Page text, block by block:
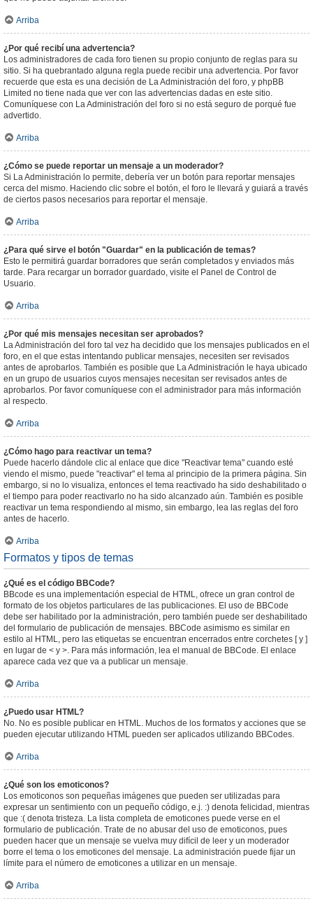
Arriba
¿Por qué recibí una advertencia?
Los administradores de cada foro tienen su propio conjunto de reglas para su
sitio. Si ha quebrantado alguna regla puede recibir una advertencia. Por favor
recuerde que esta es una decisión de La Administración del foro, y phpBB
Limited no tiene nada que ver con las advertencias dadas en este sitio.
Comuníquese con La Administración del foro si no está seguro de porqué fue
advertido.
Arriba
¿Cómo se puede reportar un mensaje a un moderador?
Si La Administración lo permite, debería ver un botón para reportar mensajes
cerca del mismo. Haciendo clic sobre el botón, el foro le llevará y guiará a través
de ciertos pasos necesarios para reportar el mensaje.
Arriba
¿Para qué sirve el botón "Guardar" en la publicación de temas?
Esto le permitirá guardar borradores que serán completados y enviados más
tarde. Para recargar un borrador guardado, visite el Panel de Control de
Usuario.
Arriba
¿Por qué mis mensajes necesitan ser aprobados?
La Administración del foro tal vez ha decidido que los mensajes publicados en el
foro, en el que estas intentando publicar mensajes, necesiten ser revisados
antes de aprobarlos. También es posible que La Administración le haya ubicado
en un grupo de usuarios cuyos mensajes necesitan ser revisados antes de
aprobarlos. Por favor comuníquese con el administrador para más información
al respecto.
Arriba
¿Cómo hago para reactivar un tema?
Puede hacerlo dándole clic al enlace que dice "Reactivar tema" cuando esté
viendo el mismo, puede "reactivar" el tema al principio de la primera página. Sin
embargo, si no lo visualiza, entonces el tema reactivado ha sido deshabilitado o
el tiempo para poder reactivarlo no ha sido alcanzado aún. También es posible
reactivar un tema respondiendo al mismo, sin embargo, lea las reglas del foro
antes de hacerlo.
Arriba
Formatos y tipos de temas
¿Qué es el código BBCode?
BBcode es una implementación especial de HTML, ofrece un gran control de
formato de los objetos particulares de las publicaciones. El uso de BBCode
debe ser habilitado por la administración, pero también puede ser deshabilitado
del formulario de publicación de mensajes. BBCode asimismo es similar en
estilo al HTML, pero las etiquetas se encuentran encerrados entre corchetes [ y ]
en lugar de < y >. Para más información, lea el manual de BBCode. El enlace
aparece cada vez que va a publicar un mensaje.
Arriba
¿Puedo usar HTML?
No. No es posible publicar en HTML. Muchos de los formatos y acciones que se
pueden ejecutar utilizando HTML pueden ser aplicados utilizando BBCodes.
Arriba
¿Qué son los emoticonos?
Los emoticonos son pequeñas imágenes que pueden ser utilizadas para
expresar un sentimiento con un pequeño código, e.j. :) denota felicidad, mientras
que :( denota tristeza. La lista completa de emoticones puede verse en el
formulario de publicación. Trate de no abusar del uso de emoticonos, pues
pueden hacer que un mensaje se vuelva muy difícil de leer y un moderador
borre el tema o los emoticones del mensaje. La administración puede fijar un
límite para el número de emoticones a utilizar en un mensaje.
Arriba